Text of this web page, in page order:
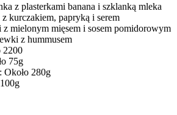
z plasterkami banana i szklanką mleka
kurczakiem, papryką i serem
z mielonym mięsem i sosem pomidorowym
z hummusem
2200
75g
Około 280g